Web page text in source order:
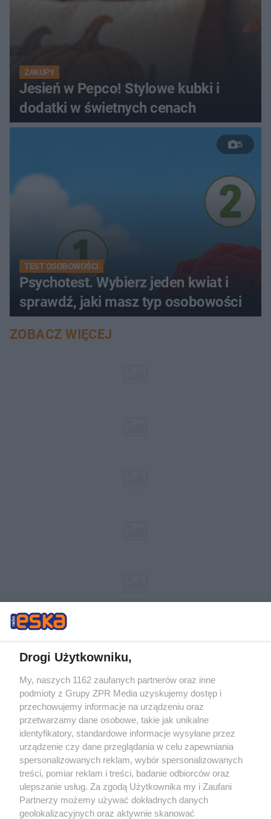
ZAKUPY
Jesień w Pepco! Stylowe kubki i
dodatki w świetnych cenach
5
TEST OSOBOWOŚCI
Psychotest. Wybierz jeden kwiat i
sprawdź, jaki masz typ osobowości
ZOBACZ WIĘCEJ
Żaden utwór zamieszczony w serwisie nie może być powielany i
rozpowszechniany lub dalej rozpowszechniany w jakikolwiek sposób (w
tym także elektroniczny lub mechaniczny) na jakimkolwiek polu
eksploatacji w jakiejkolwiek formie, włącznie z umieszczaniem w
Internecie bez pisemnej zgody właściciela praw. Jakiekolwiek użycie lub
wykorzystanie utworów w całości lub w części z naruszeniem prawa,
tzn. bez właściwej zgody, jest zabronione pod groźbą kary i może być
ścigane prawnie.
Drogi Użytkowniku,
My, naszych 1162 zaufanych partnerów oraz inne
podmioty z Grupy ZPR Media uzyskujemy dostęp i
przechowujemy informacje na urządzeniu oraz
przetwarzamy dane osobowe, takie jak unikalne
identyfikatory, standardowe informacje wysyłane przez
urządzenie czy dane przeglądania w celu zapewniania
spersonalizowanych reklam, wybór spersonalizowanych
treści, pomiar reklam i treści, badanie odbiorców oraz
ulepszanie usług. Za zgodą Użytkownika my i Zaufani
Partnerzy możemy używać dokładnych danych
geolokalizacyjnych oraz aktywnie skanować